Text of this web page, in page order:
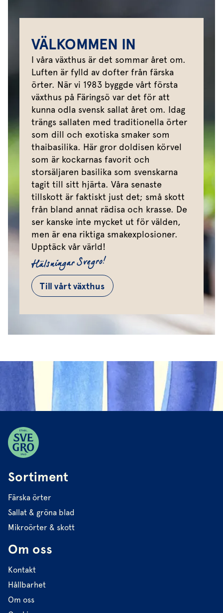
VÄLKOMMEN IN
I våra växthus är det sommar året om.
Luften är fylld av dofter från färska
örter. När vi 1983 byggde vårt första
växthus på Färingsö var det för att
kunna odla svensk sallat året om. Idag
trängs sallaten med traditionella örter
som dill och exotiska smaker som
thaibasilika. Här gror doldisen körvel
som är kockarnas favorit och
storsäljaren basilika som svenskarna
tagit till sitt hjärta. Våra senaste
tillskott är faktiskt just det; små skott
från bland annat rädisa och krasse. De
ser kanske inte mycket ut för välden,
men är ena riktiga smakexplosioner.
Upptäck vår värld!
Hälsningar Svegro!
Till vårt växthus
Sortiment
Färska örter
Sallat & gröna blad
Mikroörter & skott
Om oss
Kontakt
Hållbarhet
Om oss